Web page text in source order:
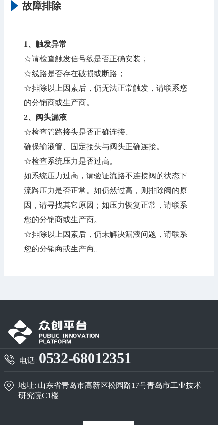
故障排除
1、触发异常
☆请检查触发信号线是否正确安装；
☆线路是否存在破损或断路；
☆排除以上因素后，仍无法正常触发，请联系您
的分销商或生产商。
2、 阀头漏液
☆检查管路接头是否正确连接。
确保输液管、固定接头与阀头正确连接。
☆检查系统压力是否过高。
如系统压力过高，请验证流路不连接阀的状态下
流路压力是否正常。如仍然过高，则排除阀的原
因，请寻找其它原因；如压力恢复正常，请联系
您的分销商或生产商。
☆排除以上因素后，仍未解决漏液问题，请联系
您的分销商或生产商。
电话: 0532-68012351
地址: 山东省青岛市高新区松园路17号青岛市工业技术
研究院C1楼